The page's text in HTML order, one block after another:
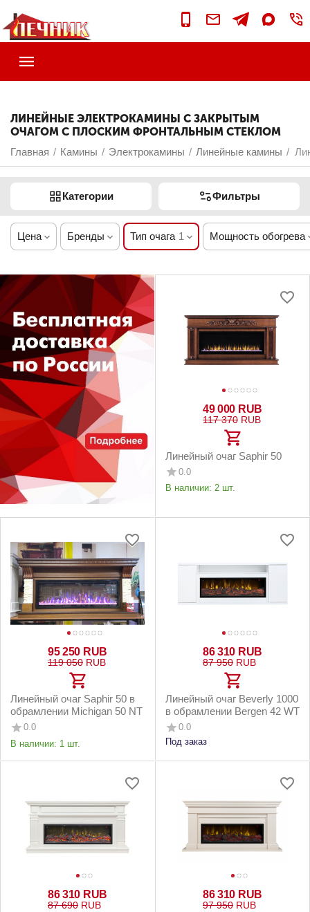
ЛИНЕЙНЫЕ ЭЛЕКТРОКАМИНЫ С ЗАКРЫТЫМ
ОЧАГОМ С ПЛОСКИМ ФРОНТАЛЬНЫМ СТЕКЛОМ
Главная / Камины / Электрокамины / Линейные камины /
Категории Фильтры
Цена Бренды Тип очага 1 Мощность обогрева
49 000 RUB
117 370 RUB
Линейный очаг Saphir 50
0.0
В наличии: 2 шт.
95 250 RUB
119 050 RUB
Линейный очаг Saphir 50 в
обрамлении Michigan 50 NT
0.0
В наличии: 1 шт.
86 310 RUB
87 950 RUB
Линейный очаг Beverly 1000
в обрамлении Bergen 42 WT
0.0
Под заказ
86 310 RUB
87 690 RUB
86 310 RUB
97 950 RUB